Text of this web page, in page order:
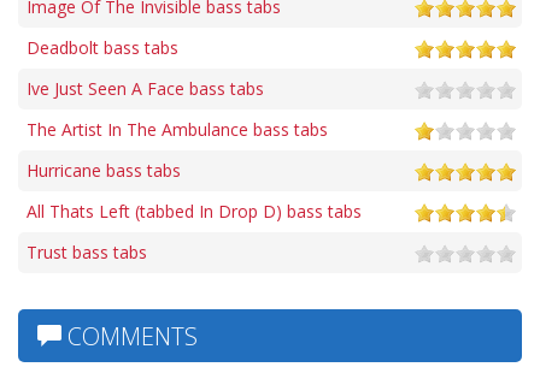
Image Of The Invisible bass tabs
Deadbolt bass tabs
Ive Just Seen A Face bass tabs
The Artist In The Ambulance bass tabs
Hurricane bass tabs
All Thats Left (tabbed In Drop D) bass tabs
Trust bass tabs
COMMENTS